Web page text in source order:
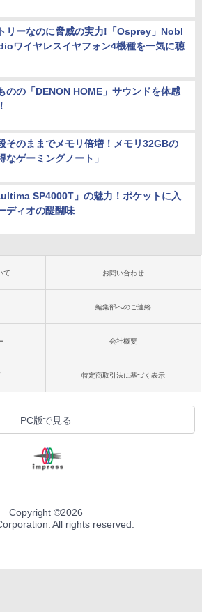
リーなのに脅威の実力!「Osprey」Nobl
ワイヤレスイヤフォン4機種を一気に聴
のの「DENON HOME」サウンドを体感
そのままでメモリ倍増！メモリ32GBの
なゲーミングノート」
SP4000T」の魅力！ポケットに入
ディオの醍醐味
て お問い合わせ
編集部へのご連絡
会社概要
特定商取引法に基づく表示
PC版で見る
Copyright ©2026
All rights reserved.